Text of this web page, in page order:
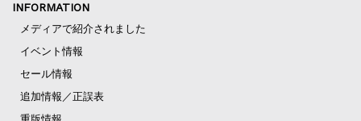
INFORMATION
メディアで紹介されました
イベント情報
セール情報
追加情報／正誤表